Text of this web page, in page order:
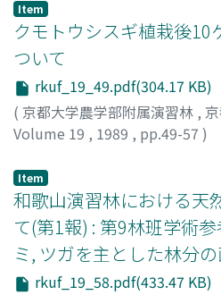
Item
クモトウシスギ植栽後10
ついて
rkuf_19_49.pdf(304.17 KB)
( 京都大学農学部附属演習林 ,
Volume 19 , 1989 , pp.49-57 )
田, 幸三
Item
和歌山演習林における天
て(第1報) : 第9林班学術
ミ, ツガを主とした林分
rkuf_19_58.pdf(433.47 KB)